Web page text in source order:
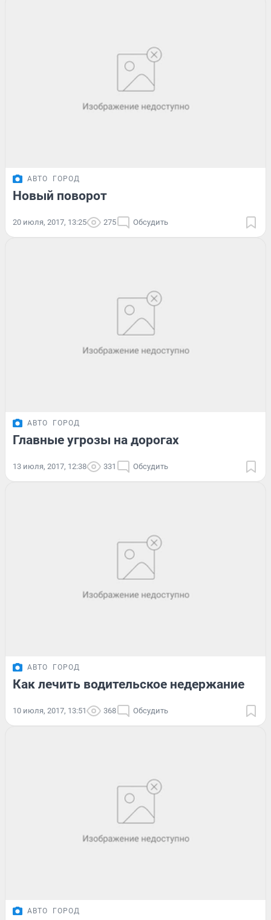
АВТО ГОРОД
Новый поворот
20 июля, 2017, 13:25 275 Обсудить
АВТО ГОРОД
Главные угрозы на дорогах
13 июля, 2017, 12:38 331 Обсудить
АВТО ГОРОД
Как лечить водительское недержание
10 июля, 2017, 13:51 368 Обсудить
АВТО ГОРОД